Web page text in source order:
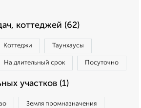
коттеджей (62)
Коттеджи Таунхаусы
На длительный срок Посуточно
участков (1)
Земля промназначения